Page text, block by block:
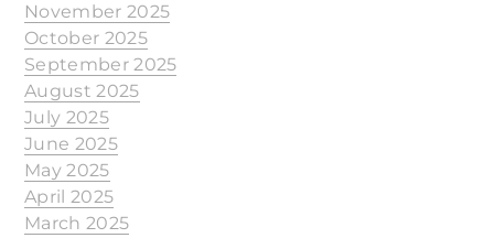
November 2025
October 2025
September 2025
August 2025
July 2025
June 2025
May 2025
April 2025
March 2025